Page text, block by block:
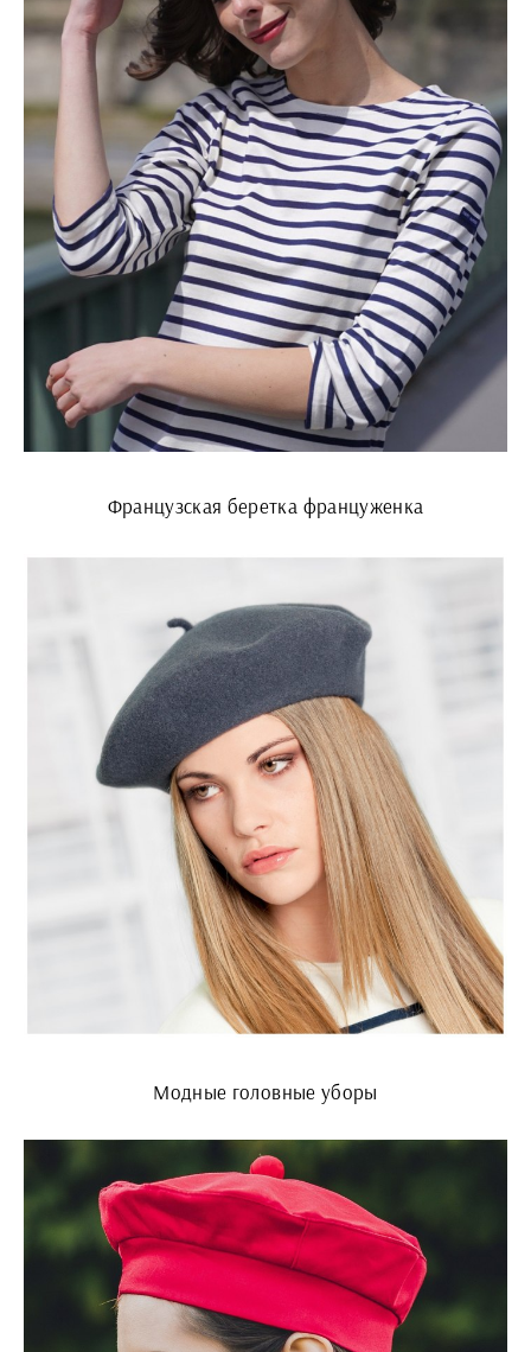
Французская беретка француженка
Модные головные уборы